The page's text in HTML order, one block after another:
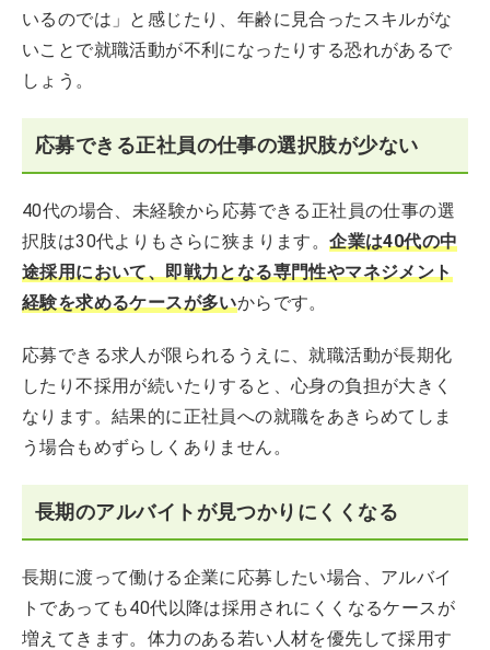
いるのでは」と感じたり、年齢に見合ったスキルがな
いことで就職活動が不利になったりする恐れがあるで
しょう。
応募できる正社員の仕事の選択肢が少ない
40代の場合、未経験から応募できる正社員の仕事の選
択肢は30代よりもさらに狭まります。企業は40代の中
途採用において、即戦力となる専門性やマネジメント
経験を求めるケースが多いからです。
応募できる求人が限られるうえに、就職活動が長期化
したり不採用が続いたりすると、心身の負担が大きく
なります。結果的に正社員への就職をあきらめてしま
う場合もめずらしくありません。
長期のアルバイトが見つかりにくくなる
長期に渡って働ける企業に応募したい場合、アルバイ
トであっても40代以降は採用されにくくなるケースが
増えてきます。体力のある若い人材を優先して採用す